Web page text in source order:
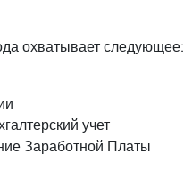
охватывает следующее:
учет
Заработной Платы